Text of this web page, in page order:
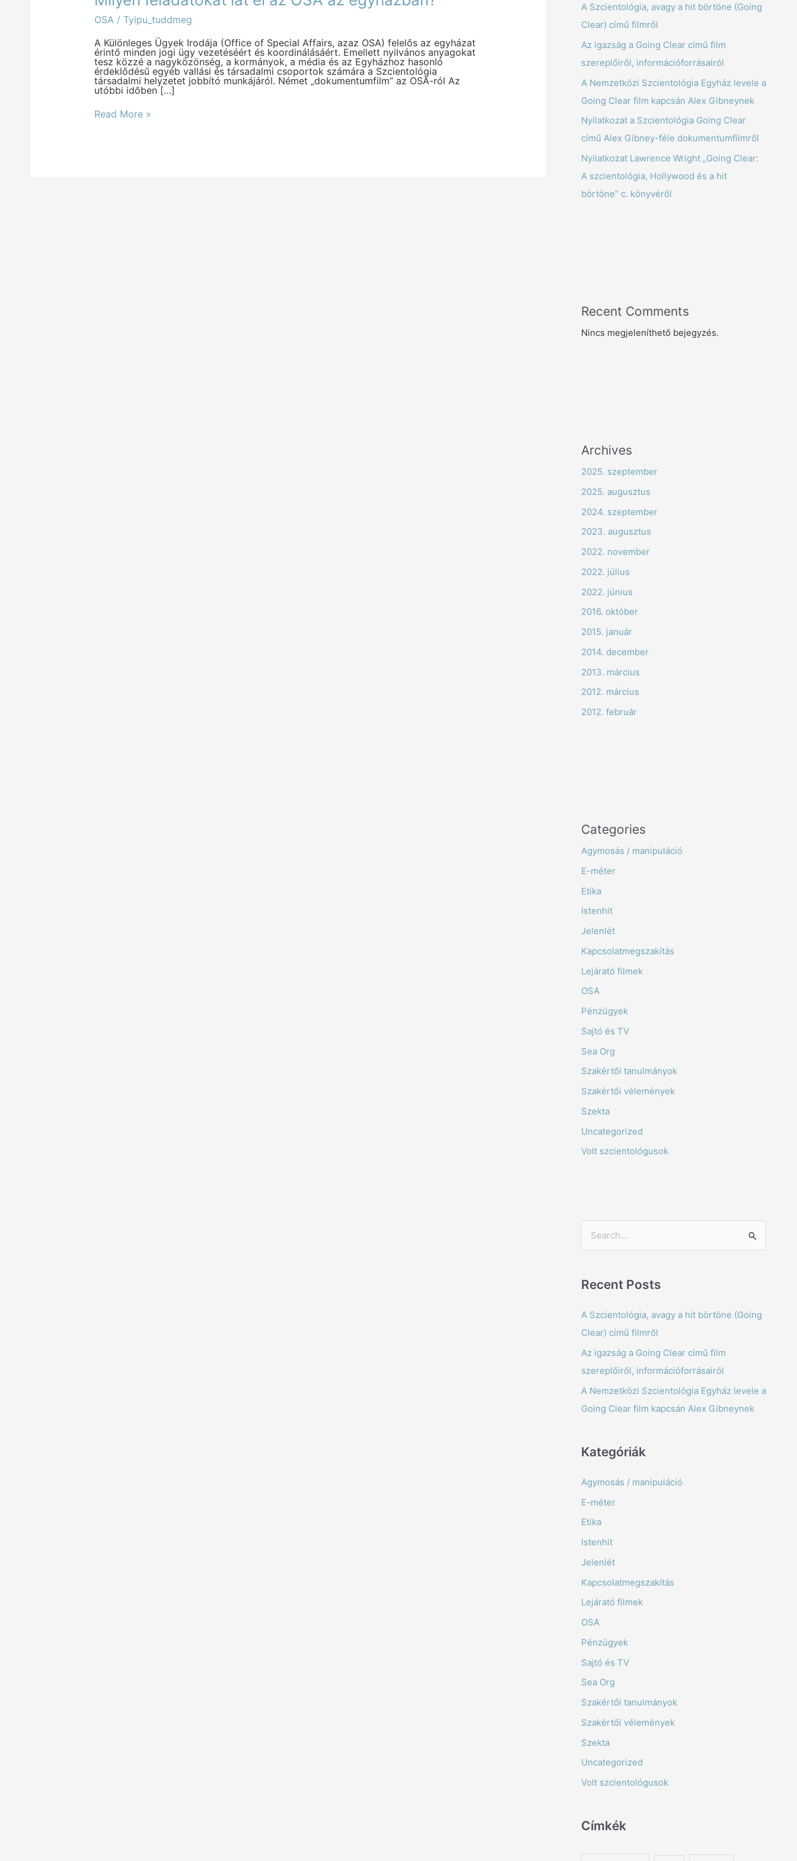
OSA / Tyipu_tuddmeg
A Különleges Ügyek Irodája (Office of Special Affairs, azaz OSA) felelős az egyházat
érintő minden jogi ügy vezetéséért és koordinálásáért. Emellett nyilvános anyagokat
tesz közzé a nagyközönség, a kormányok, a média és az Egyházhoz hasonló
érdeklődésű egyéb vallási és társadalmi csoportok számára a Szcientológia
társadalmi helyzetet jobbító munkájáról. Német „dokumentumfilm” az OSA-ról Az
utóbbi időben […]
feladatokat
lát
el
OSA
az
egyházban?
Read More »
A Szcientológia, avagy a hit börtöne (Going
Clear) című filmről
Az igazság a Going Clear című film
szereplőiről, információforrásairól
A Nemzetközi Szcientológia Egyház levele a
Going Clear film kapcsán Alex Gibneynek
Nyilatkozat a Szcientológia Going Clear
című Alex Gibney-féle dokumentumfilmről
Nyilatkozat Lawrence Wright „Going Clear:
A szcientológia, Hollywood és a hit
börtöne” c. könyvéről
Recent Comments
Nincs megjeleníthető bejegyzés.
Archives
2025. szeptember
2025. augusztus
2024. szeptember
2023. augusztus
2022. november
2022. július
2022. június
2016. október
2015. január
2014. december
2013. március
2012. március
2012. február
Categories
Agymosás / manipuláció
E-méter
Etika
Istenhit
Jelenlét
Kapcsolatmegszakítás
Lejárató filmek
OSA
Pénzügyek
Sajtó és TV
Sea Org
Szakértői tanulmányok
Szakértői vélemények
Szekta
Uncategorized
Volt szcientológusok
r
c
h
Recent Posts
A Szcientológia, avagy a hit börtöne (Going
Clear) című filmről
Az igazság a Going Clear című film
szereplőiről, információforrásairól
A Nemzetközi Szcientológia Egyház levele a
Going Clear film kapcsán Alex Gibneynek
Kategóriák
Agymosás / manipuláció
E-méter
Etika
Istenhit
Jelenlét
Kapcsolatmegszakítás
Lejárató filmek
OSA
Pénzügyek
Sajtó és TV
Sea Org
Szakértői tanulmányok
Szakértői vélemények
Szekta
Uncategorized
Volt szcientológusok
Címkék